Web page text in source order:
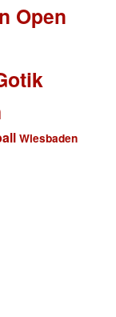
Open
Wiesbaden